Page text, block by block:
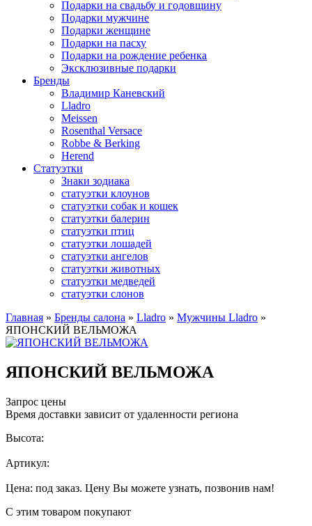
Подарки на свадьбу и годовщину
Подарки мужчине
Подарки женщине
Подарки на пасху
Подарки на рождение ребенка
Эксклюзивные подарки
Бренды
Владимир Каневский
Lladro
Meissen
Rosenthal Versace
Robbe & Berking
Herend
Статуэтки
Знаки зодиака
статуэтки клоунов
статуэтки собак и кошек
статуэтки балерин
статуэтки птиц
статуэтки лошадей
статуэтки ангелов
статуэтки животных
статуэтки медведей
статуэтки слонов
Главная » Бренды салона » Lladro » Мужчины Lladro »
ЯПОНСКИЙ ВЕЛЬМОЖА
ЯПОНСКИЙ ВЕЛЬМОЖА
Запрос цены
Время доставки зависит от удаленности региона
Высота:
Артикул:
Цена: под заказ. Цену Вы можете узнать, позвонив нам!
С этим товаром покупают